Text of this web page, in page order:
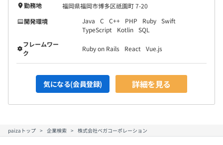
勤務地
福岡県福岡市博多区祇園町 7-20
開発環境
Java C C++ PHP Ruby Swift
TypeScript
Kotlin SQL
フレームワー
ク
Ruby on Rails React Vue.js
気になる(会員登録) 詳細を見る
paizaトップ 企業検索 株式会社ベガコーポレーション